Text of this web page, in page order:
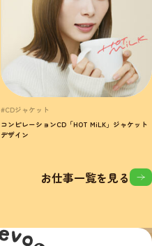
#CDジャケット
コンピレーションCD「HOT MiLK」ジャケット
デザイン
お仕事一覧を見る